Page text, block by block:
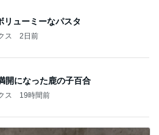
リューミーなパスタ
ス 2日前
開になった鹿の子百合
ス 19時間前